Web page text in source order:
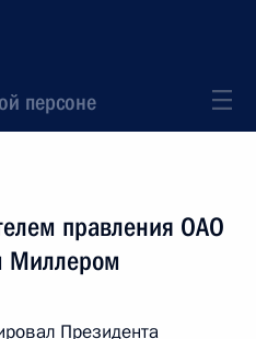
персоне
правления ОАО
Миллером
Президента